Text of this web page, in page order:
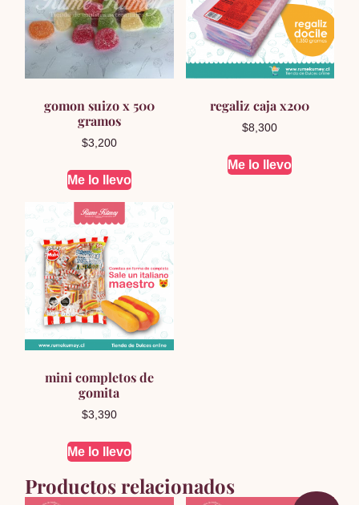
gomon suizo x 500
gramos
$3,200
Me lo llevo
regaliz caja x200
$8,300
Me lo llevo
mini completos de
gomita
$3,390
Me lo llevo
Productos relacionados